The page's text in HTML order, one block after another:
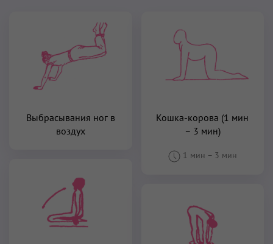
Выбрасывания ног в
воздух
Кошка-корова (1 мин
– 3 мин)
1 мин – 3 мин